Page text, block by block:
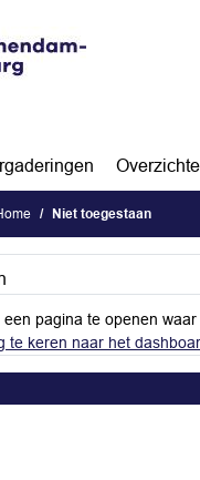
Niet toegestaan
pagina te openen
te keren naar het